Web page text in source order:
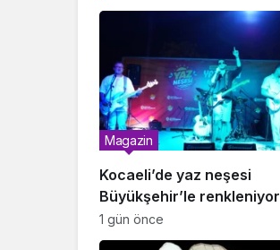
Kocaeli’de yaz neşesi
Büyükşehir’le renkleniyor
Magazin
1 gün önce